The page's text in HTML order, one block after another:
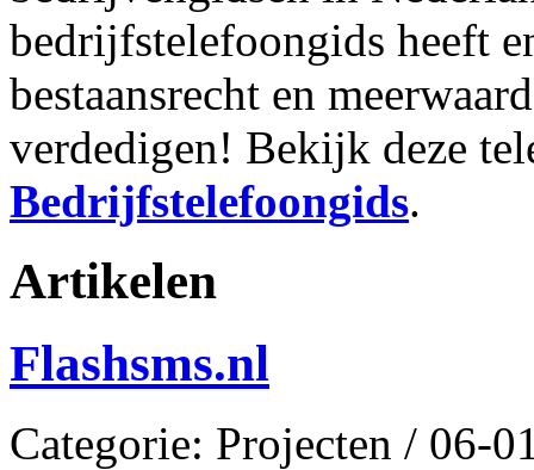
bedrijfstelefoongids heeft
bestaansrecht en
verdedigen! Bekijk deze
Bedrijfstelefoongids.
Artikelen
Flashsms.nl
Categorie: Projecten / 06-